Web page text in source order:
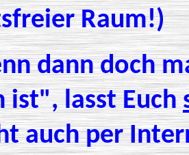
Raum!)
dann doch
ist", lasst Euch
auch per